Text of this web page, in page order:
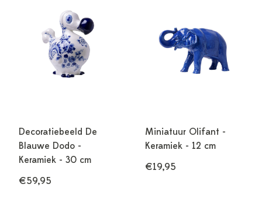
Decoratiebeeld De
Blauwe Dodo -
Keramiek - 30 cm
€59,95
Miniatuur Olifant -
Keramiek - 12 cm
€19,95